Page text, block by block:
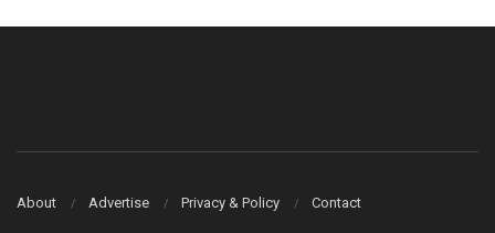
About Advertise Privacy & Policy Contact